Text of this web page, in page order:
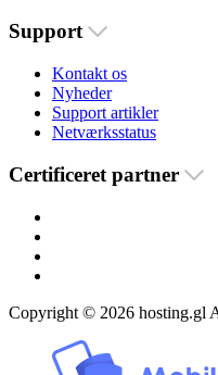
Support
Kontakt os
Nyheder
Support artikler
Netværksstatus
Certificeret partner
Copyright © 2026 hosting.gl